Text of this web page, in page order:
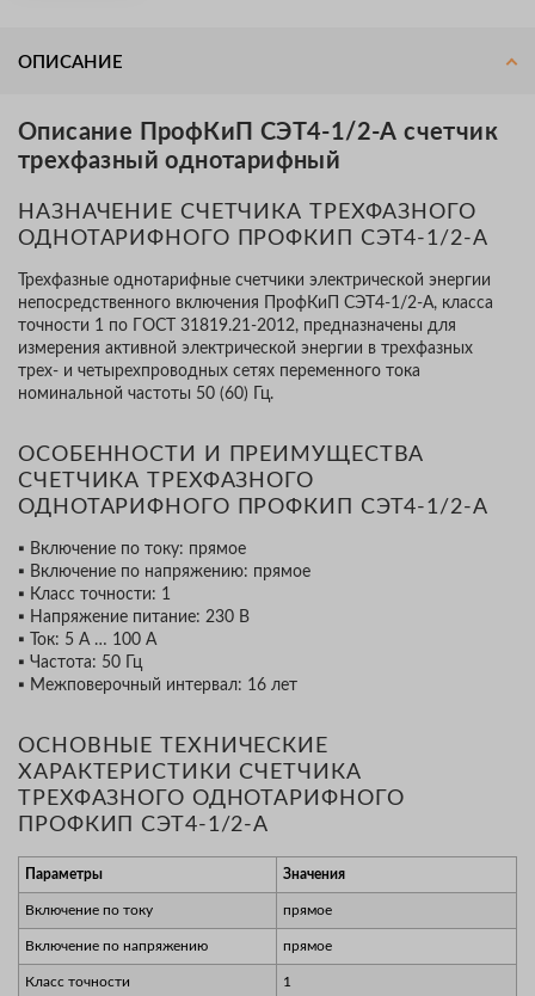
ОПИСАНИЕ
Описание ПрофКиП СЭТ4-1/2-А счетчик
трехфазный однотарифный
НАЗНАЧЕНИЕ СЧЕТЧИКА ТРЕХФАЗНОГО
ОДНОТАРИФНОГО ПРОФКИП СЭТ4-1/2-А
Трехфазные однотарифные счетчики электрической энергии
непосредственного включения ПрофКиП СЭТ4-1/2-А, класса
точности 1 по ГОСТ 31819.21-2012, предназначены для
измерения активной электрической энергии в трехфазных
трех- и четырехпроводных сетях переменного тока
номинальной частоты 50 (60) Гц.
ОСОБЕННОСТИ И ПРЕИМУЩЕСТВА
СЧЕТЧИКА ТРЕХФАЗНОГО
ОДНОТАРИФНОГО ПРОФКИП СЭТ4-1/2-А
▪ Включение по току: прямое
▪ Включение по напряжению: прямое
▪ Класс точности: 1
▪ Напряжение питание: 230 В
▪ Ток: 5 А … 100 А
▪ Частота: 50 Гц
▪ Межповерочный интервал: 16 лет
ОСНОВНЫЕ ТЕХНИЧЕСКИЕ
ХАРАКТЕРИСТИКИ СЧЕТЧИКА
ТРЕХФАЗНОГО ОДНОТАРИФНОГО
ПРОФКИП СЭТ4-1/2-А
Параметры Значения
Включение по току прямое
Включение по напряжению прямое
Класс точности 1